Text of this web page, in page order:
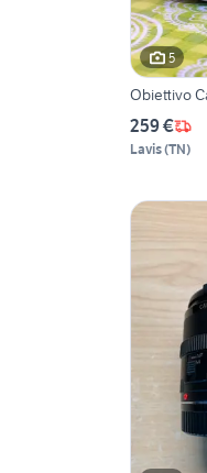
5
Obiettivo
259 €
Lavis(TN)